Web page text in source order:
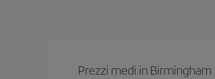
Prezzi medi in Birmingham